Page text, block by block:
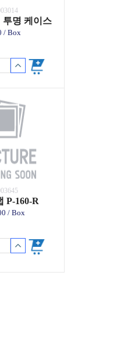
투명 케이스
/ Box
P-160-R
/ Box